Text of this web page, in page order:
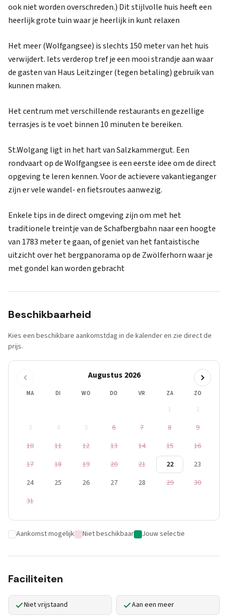
ook niet worden overschreden.) Dit stijlvolle huis heeft een
heerlijk grote tuin waar je heerlijk in kunt relaxen
Het meer (Wolfgangsee) is slechts 150 meter van het huis
verwijdert. Iets verderop tref je een mooi strandje aan waar
de gasten van Haus Leitzinger (tegen betaling) gebruik van
kunnen maken.
Het centrum met verschillende restaurants en gezellige
terrasjes is te voet binnen 10 minuten te bereiken.
St.Wolgang ligt in het hart van Salzkammergut. Een
rondvaart op de Wolfgangsee is een eerste idee om de direct
opgeving te leren kennen. Voor de actievere vakantieganger
zijn er vele wandel- en fietsroutes aanwezig.
Enkele tips in de direct omgeving zijn om met het
traditionele treintje van de Schafbergbahn naar een hoogte
van 1783 meter te gaan, of geniet van het fantaistische
uitzicht over het bergpanorama op de Zwölferhorn waar je
met gondel kan worden gebracht
Beschikbaarheid
Kies een beschikbare aankomstdag in de kalender en zie direct de
prijs.
Augustus 2026
MA DI WO DO VR ZA ZO
1
2
3
4 5 6 7 8
9
10
11 12 13 14 15
16
17
18 19 20 21 22
23
24
25 26 27 28 29
30
31
Aankomst mogelijk Niet beschikbaar Jouw selectie
Faciliteiten
Niet vrijstaand Aan een meer